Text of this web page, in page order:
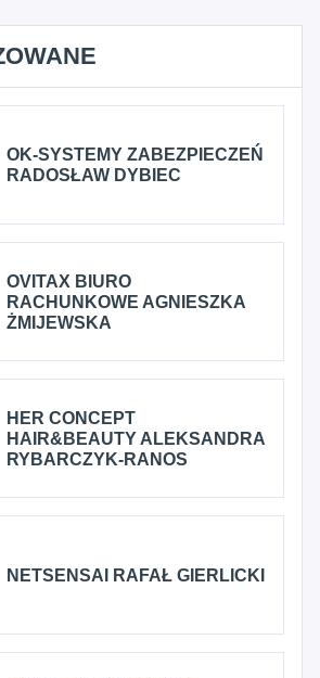
OK-SYSTEMY ZABEZPIECZEŃ
RADOSŁAW DYBIEC
OVITAX BIURO
RACHUNKOWE AGNIESZKA
ŻMIJEWSKA
HER CONCEPT
HAIR&BEAUTY ALEKSANDRA
RYBARCZYK-RANOS
NETSENSAI RAFAŁ GIERLICKI